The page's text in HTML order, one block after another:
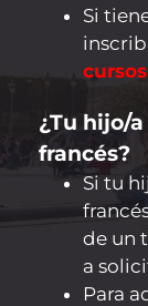
Si
¿Tu hijo/a
francés?
Si tu
de un
a
Para